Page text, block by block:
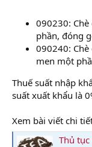
090230:
phần, đóng
090240: Chè
men một
Thuế suất nhập
suất xuất khẩu là
Xem bài viết chi
Thủ tục